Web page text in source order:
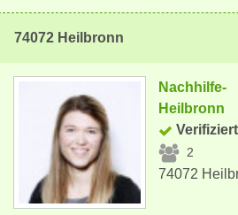
74072 Heilbronn
Nachhilfe-
Heilbronn
Verifiziert
2
74072